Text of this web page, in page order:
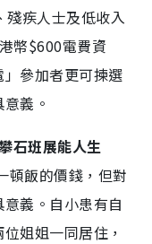
殘疾人士及低收入
幣$600電費資
參加者更可揀選
義。
石班展能人生
頓飯的價錢，但對
義。自小患有自
姐姐一同居住，